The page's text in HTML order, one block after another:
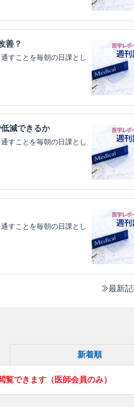
善？
すことを毎朝の日課とし
減できるか
すことを毎朝の日課とし
すことを毎朝の日課とし
最新
新着順
できます（医師会員のみ）